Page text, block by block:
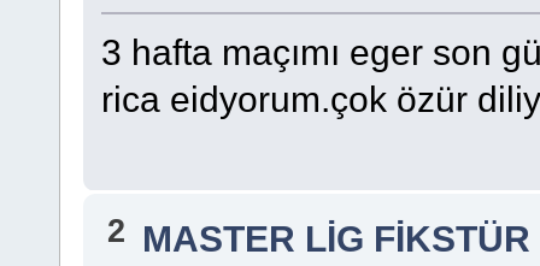
3 hafta maçımı eger son
rica eidyorum.çok özür
2 MASTER LİG FİKSTÜR